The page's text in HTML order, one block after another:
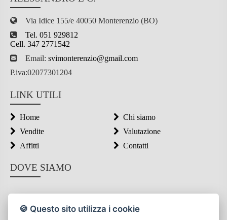
Via Idice 155/e 40050 Monterenzio (BO)
Tel. 051 929812
Cell. 347 2771542
Email: svimonterenzio@gmail.com
P.iva:02077301204
LINK UTILI
Home
Vendite
Affitti
Chi siamo
Valutazione
Contatti
DOVE SIAMO
🍪 Questo sito utilizza i cookie